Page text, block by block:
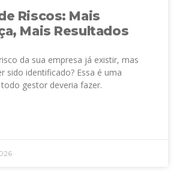
Riscos: Mais
Mais Resultados
da sua empresa já existir, mas
sido identificado? Essa é uma
gestor deveria fazer.